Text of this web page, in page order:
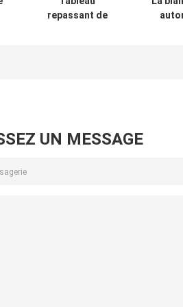
repassant de
UN MESSAGE